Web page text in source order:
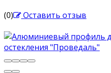
(0) Оставить отзыв